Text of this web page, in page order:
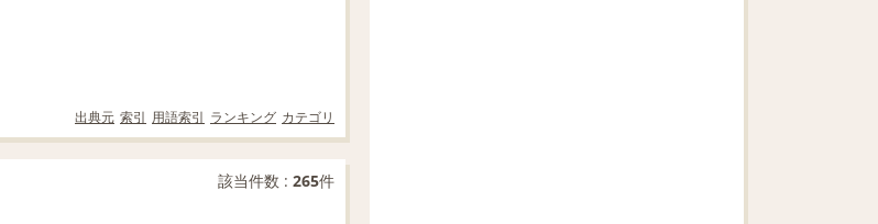
出典元 索引 用語索引 ランキング カテゴリ
該当件数 : 265件